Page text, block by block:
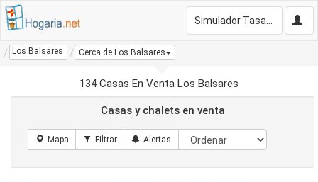
Los Balsares Cerca de Los Balsares
134 Casas En Venta Los Balsares
Casas y chalets en venta